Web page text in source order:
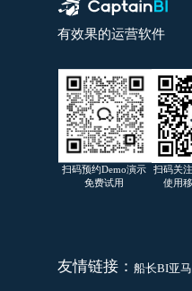
有效果的运营软件
扫码预约Demo演示 扫码